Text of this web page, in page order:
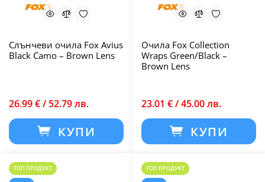
Слънчеви очила Fox Avius
Black Camo – Brown Lens
26.99 € / 52.79 лв.
КУПИ
Очила Fox Collection
Wraps Green/Black –
Brown Lens
23.01 € / 45.00 лв.
КУПИ
ТОП ПРОДУКТ ТОП ПРОДУКТ